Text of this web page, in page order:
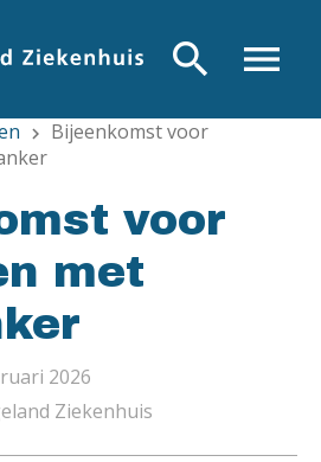
menu
search
chevron_right
Bijeenkomst voor
voor
met
2026
Ziekenhuis